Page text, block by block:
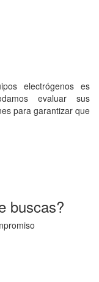
electrógenos es
evaluar sus
para garantizar que
buscas?